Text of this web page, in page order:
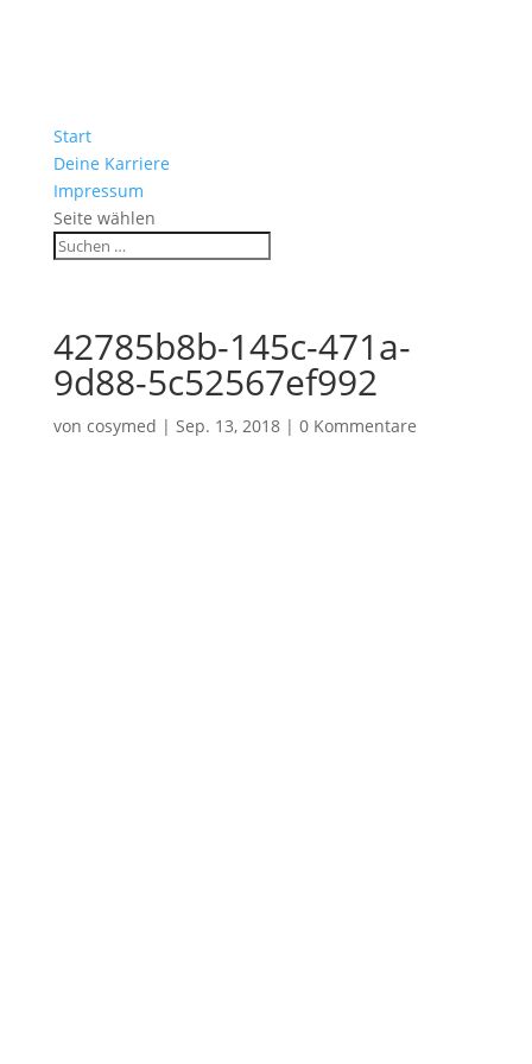
Start
Deine Karriere
Impressum
Seite wählen
42785b8b-145c-471a-
9d88-5c52567ef992
von cosymed | Sep. 13, 2018| 0 Kommentare